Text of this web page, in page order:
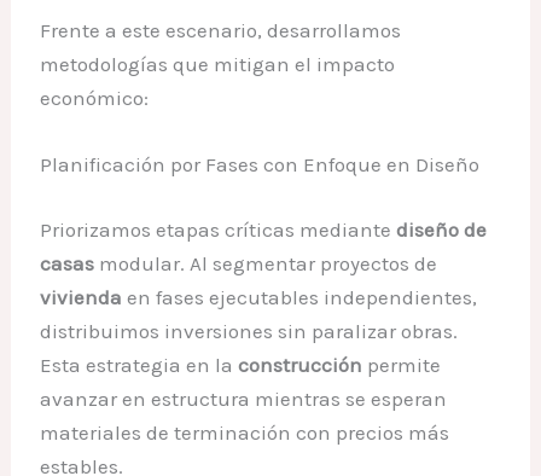
Frente a este escenario, desarrollamos
metodologías que mitigan el impacto
económico:
Planificación por Fases con Enfoque en Diseño
Priorizamos etapas críticas mediantediseño de
casas modular. Al segmentar proyectos de
vivienda en fases ejecutables independientes,
distribuimos inversiones sin paralizar obras.
Esta estrategia en laconstrucción permite
avanzar en estructura mientras se esperan
materiales de terminación con precios más
estables.